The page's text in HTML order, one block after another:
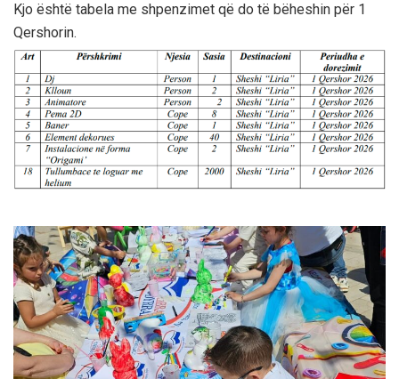
Kjo është tabela me shpenzimet që do të bëheshin për 1
Qershorin.